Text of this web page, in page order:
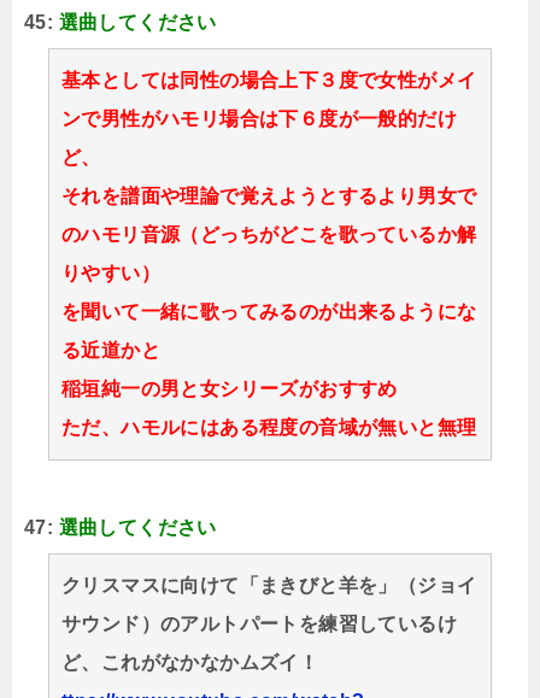
45: 選曲してください
基本としては同性の場合上下３度で女性がメイ
ンで男性がハモリ場合は下６度が一般的だけ
ど、
それを譜面や理論で覚えようとするより男女で
のハモリ音源（どっちがどこを歌っているか解
りやすい）
を聞いて一緒に歌ってみるのが出来るようにな
る近道かと
稲垣純一の男と女シリーズがおすすめ
ただ、ハモルにはある程度の音域が無いと無理
47: 選曲してください
クリスマスに向けて「まきびと羊を」（ジョイ
サウンド）のアルトパートを練習しているけ
ど、これがなかなかムズイ！